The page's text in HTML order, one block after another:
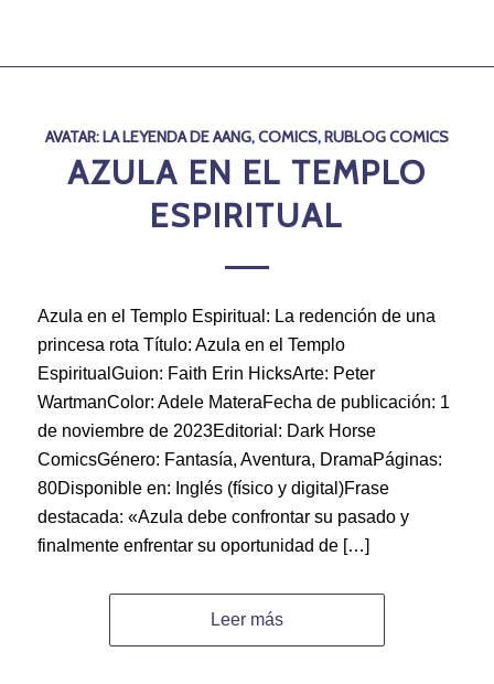
AVATAR: LA LEYENDA DE AANG,COMICS,RUBLOG COMICS
AZULA EN EL TEMPLO
ESPIRITUAL
Azula en el Templo Espiritual: La redención de una
princesa rota Título: Azula en el Templo
EspiritualGuion: Faith Erin HicksArte: Peter
WartmanColor: Adele MateraFecha de publicación: 1
de noviembre de 2023Editorial: Dark Horse
ComicsGénero: Fantasía, Aventura, DramaPáginas:
80Disponible en: Inglés (físico y digital)Frase
destacada: «Azula debe confrontar su pasado y
finalmente enfrentar su oportunidad de […]
Leer más